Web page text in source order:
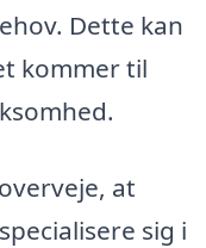
Dette kan
kommer til
at
sig i